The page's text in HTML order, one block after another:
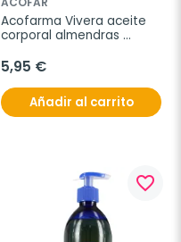
Acofarma Vivera aceite
corporal almendras
5,95 €
Añadir al carrito
favorite_border